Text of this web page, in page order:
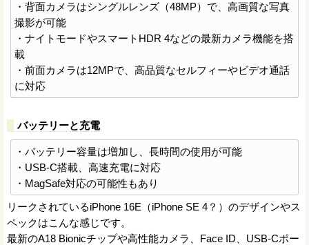
・背面カメラはシングルレンズ（48MP）で、高画質な写真
撮影が可能
・ナイトモードやスマートHDR 4などの最新カメラ機能を搭
載
・前面カメラは12MPで、高品質なセルフィーやビデオ通話
に対応
バッテリーと充電
・バッテリー容量は増加し、長時間の使用が可能
・USB-C搭載、高速充電に対応
・MagSafe対応の可能性もあり
リークされているiPhone 16E（iPhone SE 4？）のデザインやス
ペックはこんな感じです。
最新のA18 Bionicチップや高性能カメラ、Face ID、USB-Cポー